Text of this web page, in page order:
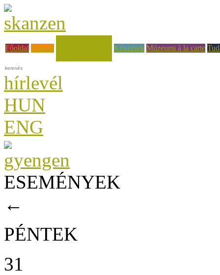
Főoldal Rólunk
Képzések Múzeumi à la carte
hírlevél
HUN
ENG
ESEMÉNYEK
←
PÉNTEK
31